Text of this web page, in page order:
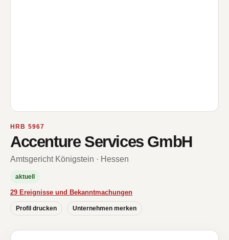
HRB 5967
Accenture Services GmbH
Amtsgericht Königstein · Hessen
aktuell
29 Ereignisse und Bekanntmachungen
Profil drucken Unternehmen merken